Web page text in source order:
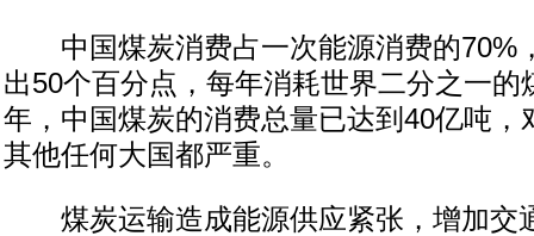
中国煤炭消费占一次能源消费的70%
出50个百分点，每年消耗世界二分之一的
年，中国煤炭的消费总量已达到40亿吨，
其他任何大国都严重。
煤炭运输造成能源供应紧张，增加交